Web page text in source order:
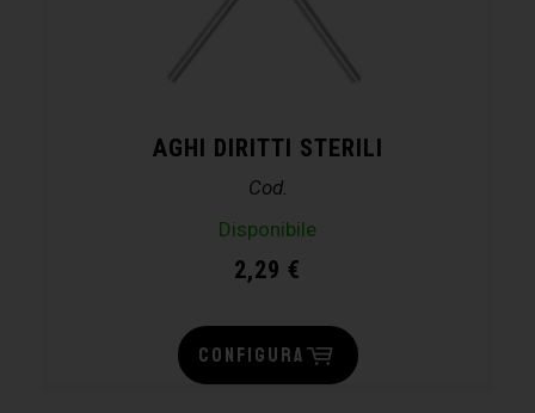
AGHI DIRITTI STERILI
Cod.
Disponibile
2,29 €
CONFIGURA